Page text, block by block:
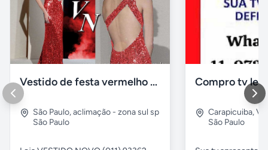
Vestido de festa vermelho com brilho e pedraria
São Paulo,aclimação - zona sul sp
São Paulo
Compro tv
Carapicuiba,
São Paulo